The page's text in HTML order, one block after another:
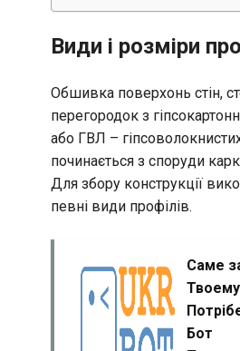
Види і розміри
Обшивка поверхонь стін,
перегородок з
або ГВЛ –
починається з споруди
Для збору конструкції
певні види профілів.
Саме
Твоему
Бот